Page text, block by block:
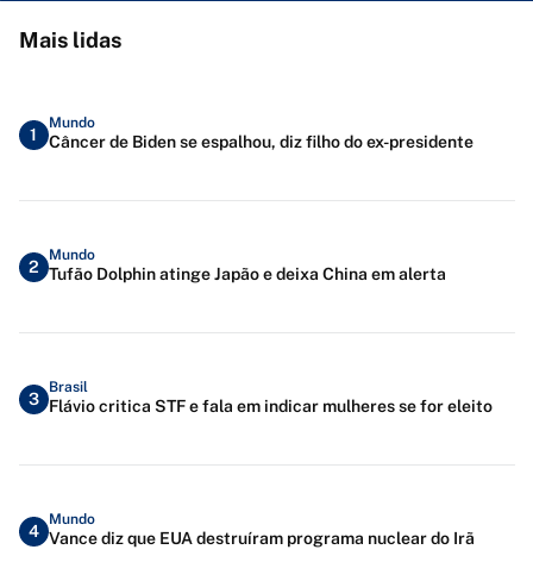
Mais lidas
1
Mundo
Câncer de Biden se espalhou, diz filho do ex-presidente
2
Mundo
Tufão Dolphin atinge Japão e deixa China em alerta
3
Brasil
Flávio critica STF e fala em indicar mulheres se for eleito
4
Mundo
Vance diz que EUA destruíram programa nuclear do Irã